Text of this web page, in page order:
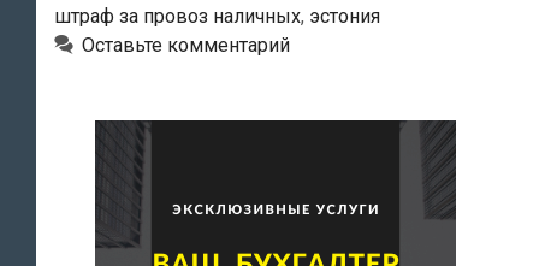
одержала
в
суде
налоговиками
штраф за провоз наличных, эстония
Оставьте комментарий